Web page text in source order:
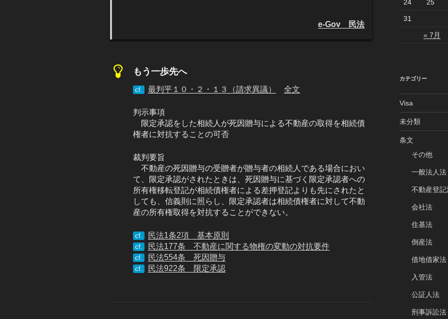
e-Gov 民法
もう一歩先へ
cf. 最判平１０・２・１３（請求異議） 全文
判示事項
限定承認をした相続人が死因贈与による不動産の取得を相続債
権者に対抗することの可否
裁判要旨
不動産の死因贈与の受贈者が贈与者の相続人である場合におい
て、限定承認がされたときは、死因贈与に基づく限定承認者への
所有権移転登記が相続債権者による差押登記よりも先にされたと
しても、信義則に照らし、限定承認者は相続債権者に対して不動
産の所有権取得を対抗することができない。
cf. 民法1条2項 基本原則
cf. 民法177条 不動産に関する物権の変動の対抗要件
cf. 民法554条 死因贈与
cf. 民法922条 限定承認
« 7月
24 25
31
カテゴリー
Visa
未分類
条文
その他
一般法人法
不動産登記
会社法
住基法
倒産法
借地借家法
入管法
公証人法
刑事訴訟法